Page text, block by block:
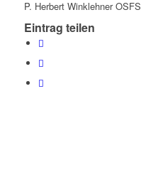
P. Herbert Winklehner OSFS
Eintrag teilen